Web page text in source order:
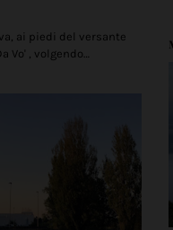
ai piedi del versante
Vo' , volgendo…